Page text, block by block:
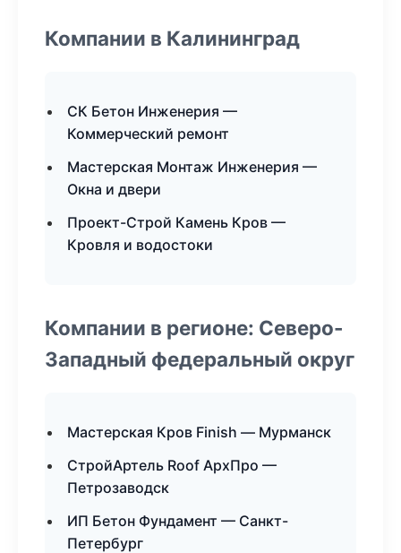
Компании в Калининград
СК Бетон Инженерия —
Коммерческий ремонт
Мастерская Монтаж Инженерия —
Окна и двери
Проект-Строй Камень Кров —
Кровля и водостоки
Компании в регионе: Северо-
Западный федеральный округ
Мастерская Кров Finish — Мурманск
СтройАртель Roof АрхПро —
Петрозаводск
ИП Бетон Фундамент — Санкт-
Петербург